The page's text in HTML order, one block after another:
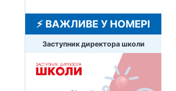
⚡️ ВАЖЛИВЕ У НОМЕРІ
Заступник директора школи